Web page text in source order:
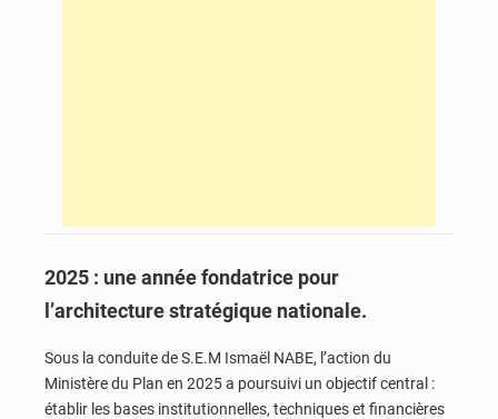
2025 : une année fondatrice pour
l’architecture stratégique nationale.
Sous la conduite de S.E.M Ismaël NABE, l’action du
Ministère du Plan en 2025 a poursuivi un objectif central :
établir les bases institutionnelles, techniques et financières